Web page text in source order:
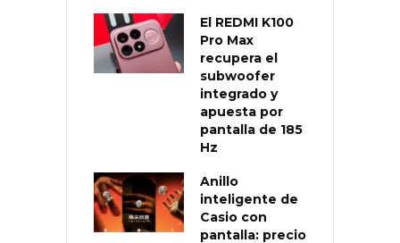
El REDMI K100
Pro Max
recupera el
subwoofer
integrado y
apuesta por
pantalla de 185
Hz
Anillo
inteligente de
Casio con
pantalla: precio